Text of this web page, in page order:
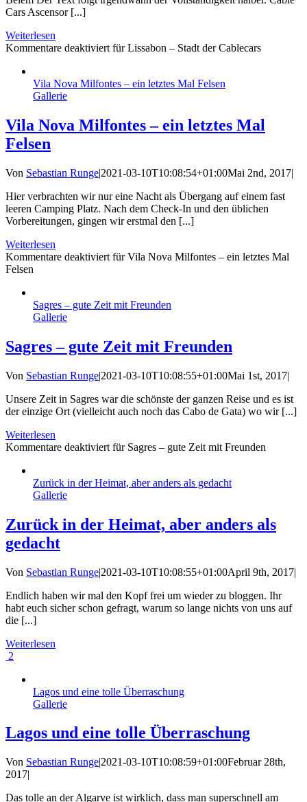
Cars Ascensor [...]
Weiterlesen
Kommentare deaktiviert für Lissabon – Stadt der Cablecars
Vila Nova Milfontes – ein letztes Mal Felsen
Gallerie
Vila Nova Milfontes – ein letztes Mal
Felsen
Von Sebastian Runge|2021-03-10T10:08:54+01:00Mai 2nd, 2017|
Hier verbrachten wir nur eine Nacht als Übergang auf einem fast
leeren Camping Platz. Nach dem Check-In und den üblichen
Vorbereitungen, gingen wir erstmal den [...]
Weiterlesen
Kommentare deaktiviert für Vila Nova Milfontes – ein letztes Mal
Felsen
Sagres – gute Zeit mit Freunden
Gallerie
Sagres – gute Zeit mit Freunden
Von Sebastian Runge|2021-03-10T10:08:55+01:00Mai 1st, 2017|
Unsere Zeit in Sagres war die schönste der ganzen Reise und es ist
der einzige Ort (vielleicht auch noch das Cabo de Gata) wo wir [...]
Weiterlesen
Kommentare deaktiviert für Sagres – gute Zeit mit Freunden
Zurück in der Heimat, aber anders als gedacht
Gallerie
Zurück in der Heimat, aber anders als
gedacht
Von Sebastian Runge|2021-03-10T10:08:55+01:00April 9th, 2017|
Endlich haben wir mal den Kopf frei um wieder zu bloggen. Ihr
habt euch sicher schon gefragt, warum so lange nichts von uns auf
die [...]
Weiterlesen
2
Lagos und eine tolle Überraschung
Gallerie
Lagos und eine tolle Überraschung
Von Sebastian Runge|2021-03-10T10:08:59+01:00Februar 28th,
2017|
Das tolle an der Algarve ist wirklich, dass man superschnell am